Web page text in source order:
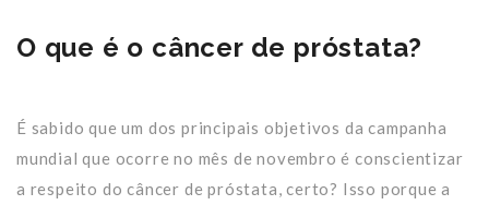
O que é o câncer de próstata?
É sabido que um dos principais objetivos da campanha
mundial que ocorre no mês de novembro é conscientizar
a respeito do câncer de próstata, certo? Isso porque a